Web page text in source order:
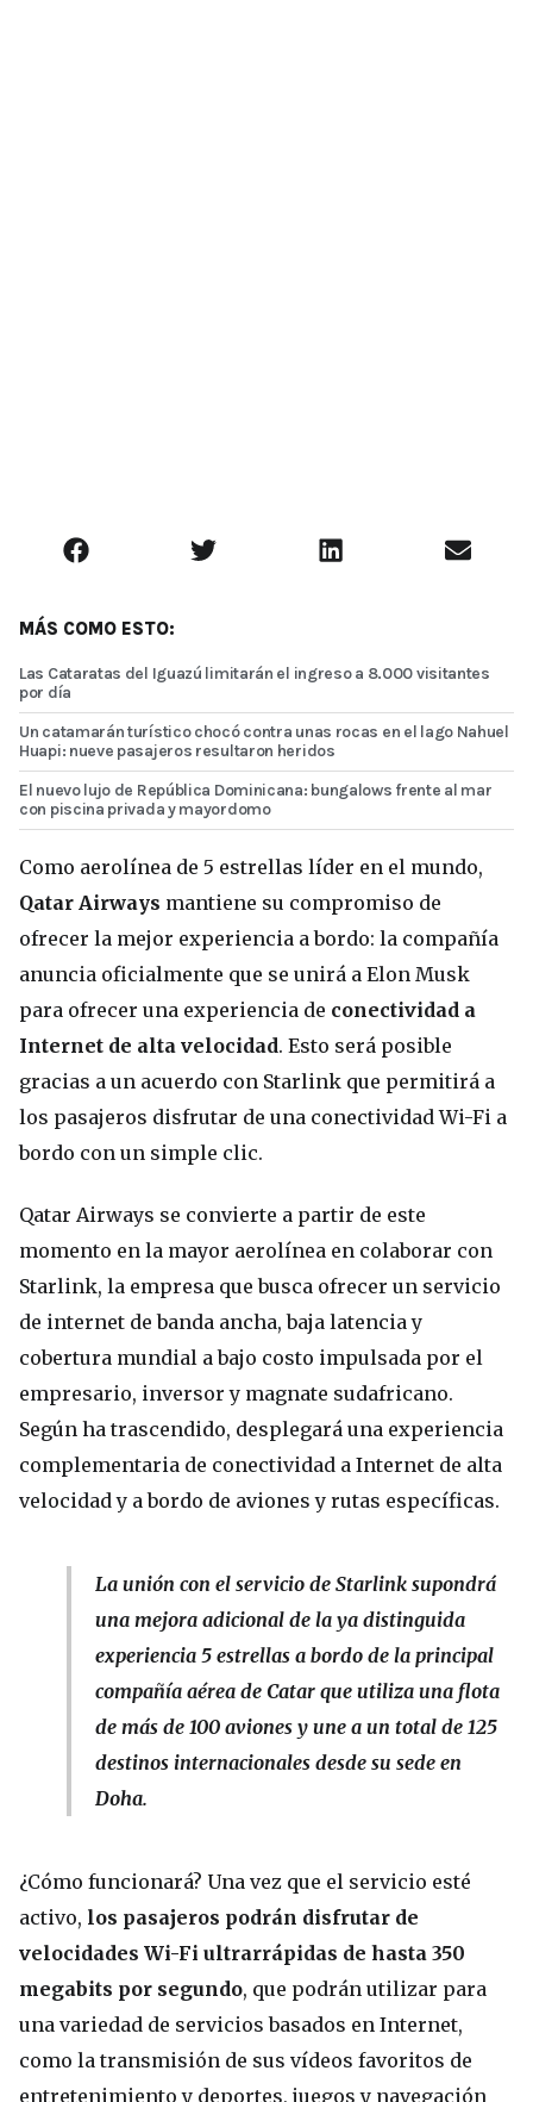
MÁS COMO ESTO:
Las Cataratas del Iguazú limitarán el ingreso a 8.000 visitantes
por día
Un catamarán turístico chocó contra unas rocas en el lago Nahuel
Huapi: nueve pasajeros resultaron heridos
El nuevo lujo de República Dominicana: bungalows frente al mar
con piscina privada y mayordomo
Como aerolínea de 5 estrellas líder en el mundo,
Qatar Airways mantiene su compromiso de
ofrecer la mejor experiencia a bordo: la compañía
anuncia oficialmente que se unirá a Elon Musk
para ofrecer una experiencia de conectividad a
Internet de alta velocidad. Esto será posible
gracias a un acuerdo con Starlink que permitirá a
los pasajeros disfrutar de una conectividad Wi-Fi a
bordo con un simple clic.
Qatar Airways se convierte a partir de este
momento en la mayor aerolínea en colaborar con
Starlink, la empresa que busca ofrecer un servicio
de internet de banda ancha, baja latencia y
cobertura mundial a bajo costo impulsada por el
empresario, inversor y magnate sudafricano.
Según ha trascendido, desplegará una experiencia
complementaria de conectividad a Internet de alta
velocidad y a bordo de aviones y rutas específicas.
La unión con el servicio de Starlink supondrá
una mejora adicional de la ya distinguida
experiencia 5 estrellas a bordo de la principal
compañía aérea de Catar que utiliza una flota
de más de 100 aviones y une a un total de 125
destinos internacionales desde su sede en
Doha.
¿Cómo funcionará? Una vez que el servicio esté
activo, los pasajeros podrán disfrutar de
velocidades Wi-Fi ultrarrápidas de hasta 350
megabits por segundo, que podrán utilizar para
una variedad de servicios basados en Internet,
como la transmisión de sus vídeos favoritos de
entretenimiento y deportes, juegos y navegación